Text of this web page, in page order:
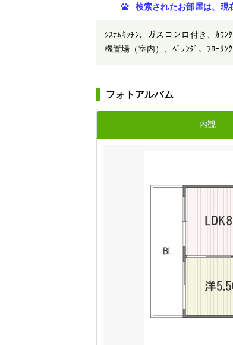
検索されたお部屋は、
ｼｽﾃﾑｷｯﾁﾝ、ガスコンロ付き、ｶｳﾝ
機置場（室内）、ﾍﾞﾗﾝﾀﾞ、ﾌﾛｰﾘﾝ
フォトアルバム
内観